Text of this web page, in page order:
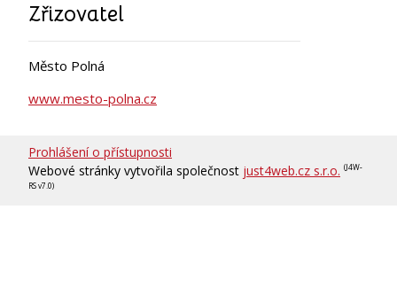
Zřizovatel
Město Polná
www.mesto-polna.cz
Prohlášení o přístupnosti
Webové stránky vytvořila společnost just4web.cz s.r.o. (J4W-
RS v7.0)